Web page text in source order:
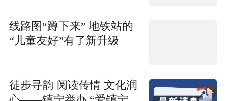
线路图“蹲下来” 地铁站的
“儿童友好”有了新升级
徒步寻韵 阅读传情 文化润